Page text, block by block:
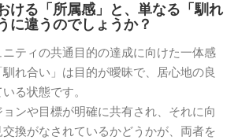
ける「所属感」と、単なる「馴れ
に違うのでしょうか？
ニティの共通目的の達成に向けた一体感
れ合い」は目的が曖昧で、居心地の良
る状態です。
ンや目標が明確に共有され、それに向
換がなされているかどうかが、両者を